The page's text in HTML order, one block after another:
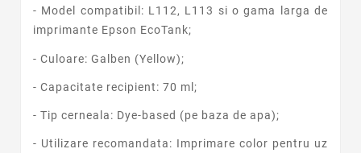
- Model compatibil: L112, L113 si o gama larga de
imprimante Epson EcoTank;
- Culoare: Galben (Yellow);
- Capacitate recipient: 70 ml;
- Tip cerneala: Dye-based (pe baza de apa);
- Utilizare recomandata: Imprimare color pentru uz